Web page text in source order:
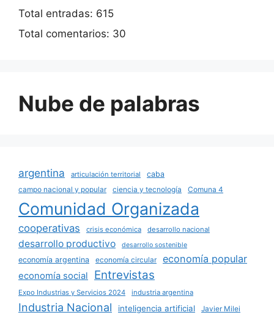
Total entradas: 615
Total comentarios: 30
Nube de palabras
argentina articulación territorial
caba
campo nacional y popular
ciencia y tecnología Comuna 4
Comunidad Organizada
cooperativas crisis económica desarrollo nacional
desarrollo productivo desarrollo sostenible
economía argentina economía circular economía popular
economía social Entrevistas
Expo Industrias y Servicios 2024 industria argentina
Industria Nacional inteligencia artificial Javier Milei